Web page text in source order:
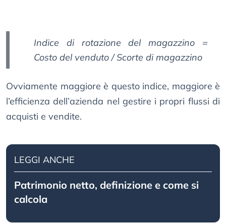
Indice di rotazione del magazzino =
Costo del venduto / Scorte di magazzino
Ovviamente maggiore è questo indice, maggiore è
l’efficienza dell’azienda nel gestire i propri flussi di
acquisti e vendite.
LEGGI ANCHE
Patrimonio netto, definizione e come si
calcola